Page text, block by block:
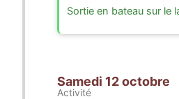
Sortie en bateau sur le
Samedi 12 octobre
Activité